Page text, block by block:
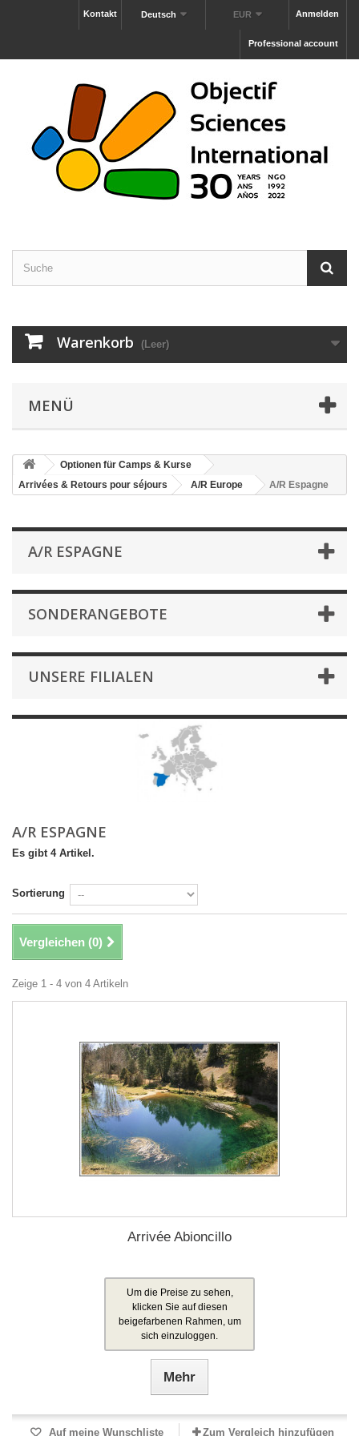
Anmelden
EUR
Deutsch
Kontakt
Professional account
Warenkorb (Leer)
MENÜ
Optionen für Camps & Kurse
Arrivées & Retours pour séjours
A/R Europe A/R Espagne
A/R ESPAGNE
SONDERANGEBOTE
UNSERE FILIALEN
A/R ESPAGNE
Es gibt 4 Artikel.
Sortierung
Vergleichen (0)
Zeige 1 - 4 von 4 Artikeln
Arrivée Abioncillo
Um die Preise zu sehen,
klicken Sie auf diesen
beigefarbenen Rahmen, um
sich einzuloggen.
Mehr
Auf meine Wunschliste Zum Vergleich hinzufügen